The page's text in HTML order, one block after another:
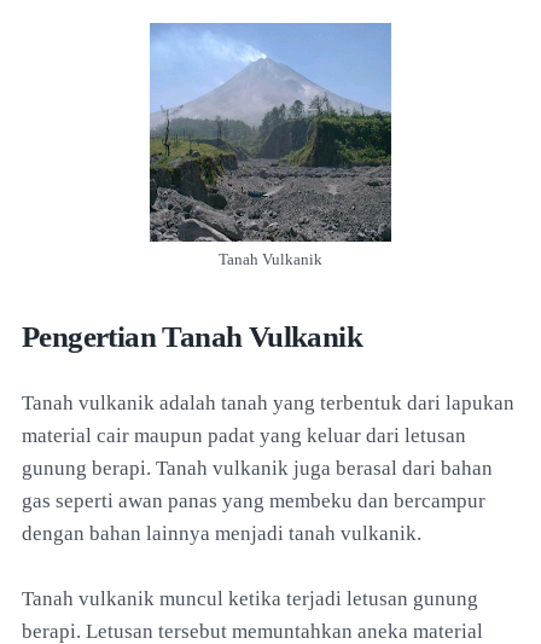
Tanah Vulkanik
Pengertian Tanah Vulkanik
Tanah vulkanik adalah tanah yang terbentuk dari lapukan
material cair maupun padat yang keluar dari letusan
gunung berapi. Tanah vulkanik juga berasal dari bahan
gas seperti awan panas yang membeku dan bercampur
dengan bahan lainnya menjadi tanah vulkanik.
Tanah vulkanik muncul ketika terjadi letusan gunung
berapi. Letusan tersebut memuntahkan aneka material